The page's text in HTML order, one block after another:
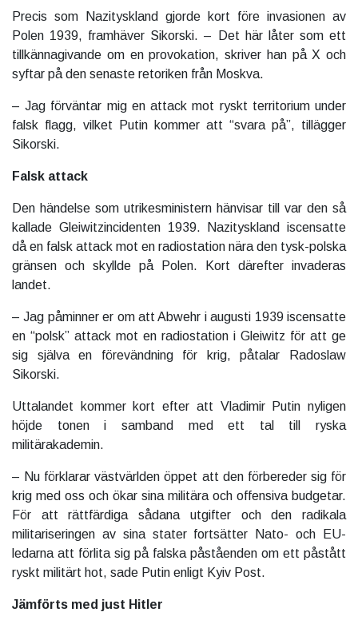
Precis som Nazityskland gjorde kort före invasionen av
Polen 1939, framhäver Sikorski. – Det här låter som ett
tillkännagivande om en provokation, skriver han på X och
syftar på den senaste retoriken från Moskva.
– Jag förväntar mig en attack mot ryskt territorium under
falsk flagg, vilket Putin kommer att “svara på”, tillägger
Sikorski.
Falsk attack
Den händelse som utrikesministern hänvisar till var den så
kallade Gleiwitzincidenten 1939. Nazityskland iscensatte
då en falsk attack mot en radiostation nära den tysk-polska
gränsen och skyllde på Polen. Kort därefter invaderas
landet.
– Jag påminner er om att Abwehr i augusti 1939 iscensatte
en “polsk” attack mot en radiostation i Gleiwitz för att ge
sig själva en förevändning för krig, påtalar Radoslaw
Sikorski.
Uttalandet kommer kort efter att Vladimir Putin nyligen
höjde tonen i samband med ett tal till ryska
militärakademin.
– Nu förklarar västvärlden öppet att den förbereder sig för
krig med oss ​​och ökar sina militära och offensiva budgetar.
För att rättfärdiga sådana utgifter och den radikala
militariseringen av sina stater fortsätter Nato- och EU-
ledarna att förlita sig på falska påståenden om ett påstått
ryskt militärt hot, sade Putin enligt Kyiv Post.
Jämförts med just Hitler